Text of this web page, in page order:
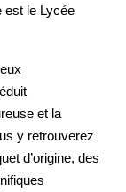
est le Lycée
et la
y retrouverez
d’origine, des